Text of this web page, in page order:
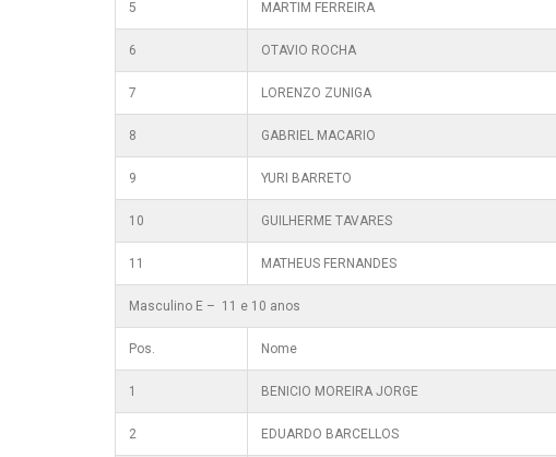
5 MARTIM FERREIRA
6 OTAVIO ROCHA
7 LORENZO ZUNIGA
8 GABRIEL MACARIO
9 YURI BARRETO
10 GUILHERME TAVARES
11 MATHEUS FERNANDES
Masculino E – 11 e 10 anos
Pos. Nome
1 BENICIO MOREIRA JORGE
2 EDUARDO BARCELLOS